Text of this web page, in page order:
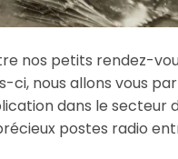
nos petits rendez-
ci, nous allons vous
dans le secteur
postes radio